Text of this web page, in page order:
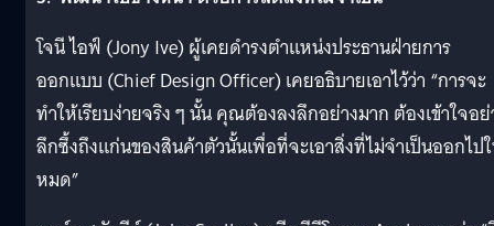
โจนี ไอฟ์ (Jony Ive) ผู้เคยดำรงตำแหน่งประธานฝ่ายการ
ออกแบบ (Chief Design Officer) เคยอธิบายเอาไว้ว่า “การจะ
ทำให้เรียบง่ายจริง ๆ นั้น คุณต้องลงลึกอย่างมาก ต้องเข้าใจอ
ลึกซึ้งถึงแก่นของสินค้าตัวนั้นเพื่อที่จะเอาสิ่งที่ไม่จำเป็นออกไป
หมด”